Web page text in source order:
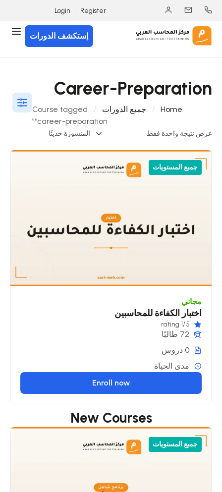
Register
Login
إستكشف الدورات
Career-Preparation
Home جميع الدورات
Course tagged
“career-preparation”
عرض نتيجة واحدة فقط
جميع المستويات
مجاني
اختبار الكفاءة للمحاسبين
5
/1 rating
72 طالبًا
0 دروس
مدى الحياة
Enroll now
New Courses
جميع المستويات